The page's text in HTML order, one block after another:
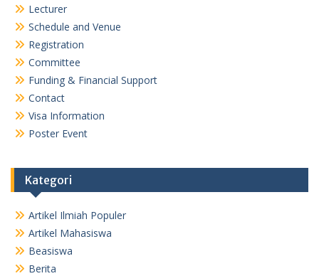
Lecturer
Schedule and Venue
Registration
Committee
Funding & Financial Support
Contact
Visa Information
Poster Event
Kategori
Artikel Ilmiah Populer
Artikel Mahasiswa
Beasiswa
Berita